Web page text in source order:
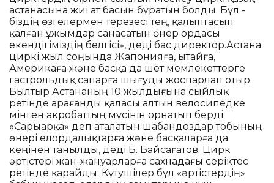
астанасына жиі ат басын бұратын болды. Бұл -
біздің өзгелермен терезесі тең, қалыптасып
қалған ұжымдар санасатын өнер ордасы
екендігіміздің белгісі», деді бас директор.Астана
циркі жыл соңында Жапонияға, Қытайға,
Америкаға және басқа да шет мемлекеттерге
гастрольдық сапарға шығуды жоспарлап отыр.
Былтыр Астананың 10 жылдығына сыйлық
ретінде Қарағанды қаласы алтын велосипедке
мінген акробаттың мүсінін орнатып берді.
«Сарыарқа» деп аталатын шабандоздар тобының
өнері елордалықтарға және басқаларға да
кеңінен танылды, деді Б. Байсағатов. Цирк
әртістері жан-жануарларға сахнадағы серіктес
ретінде қарайды. Күтушілер бұл «әртістердің»